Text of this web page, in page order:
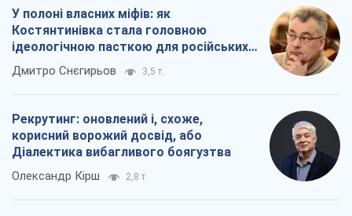
У полоні власних міфів: як
Костянтинівка стала головною
ідеологічною пасткою для російських
окупантів
Дмитро Снєгирьов 3,5 т.
Рекрутинг: оновлений і, схоже,
корисний ворожий досвід, або
Діалектика вибагливого боягузтва
Олександр Кірш 2,8 т.